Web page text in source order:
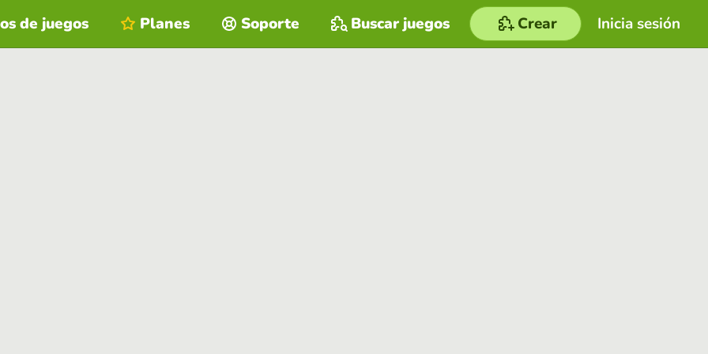
Inicia sesión
de juegos Planes Soporte Buscar juegos Crear